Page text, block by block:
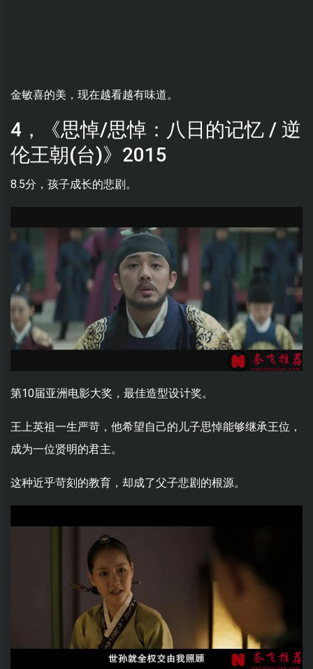
金敏喜的美，现在越看越有味道。
4，《思悼/思悼：八日的记忆 / 逆
伦王朝(台)》2015
8.5分，孩子成长的悲剧。
第10届亚洲电影大奖，最佳造型设计奖。
王上英祖一生严苛，他希望自己的儿子思悼能够继承王位，
成为一位贤明的君主。
这种近乎苛刻的教育，却成了父子悲剧的根源。